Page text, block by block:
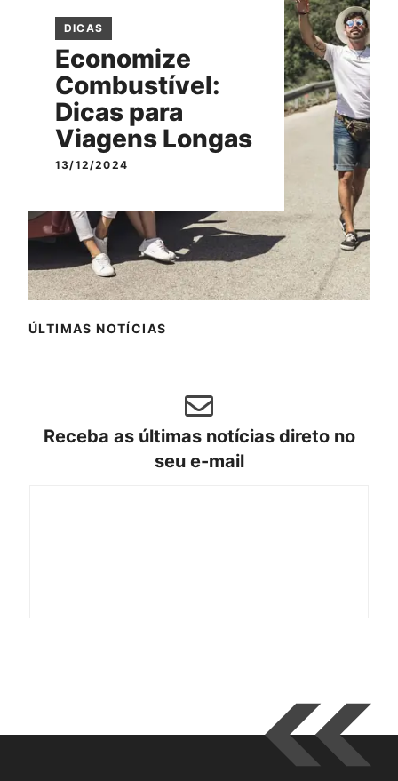
DICAS
Economize
Combustível:
Dicas para
Viagens Longas
13/12/2024
ÚLTIMAS NOTÍCIAS
Receba as últimas notícias direto no
seu e-mail